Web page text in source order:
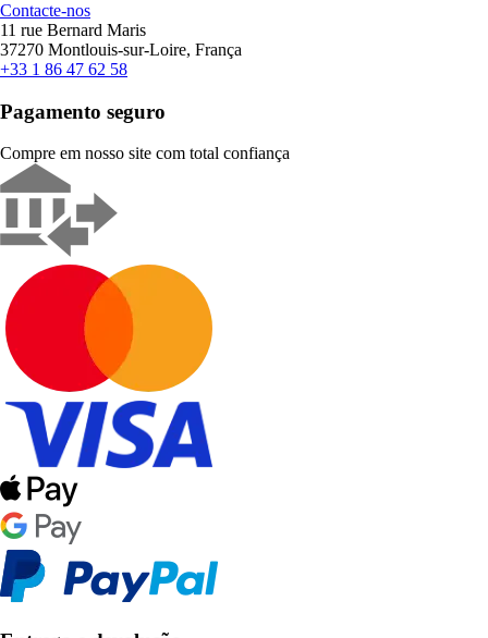
Contacte-nos
11 rue Bernard Maris
37270 Montlouis-sur-Loire, França
+33 1 86 47 62 58
Pagamento seguro
Compre em nosso site com total confiança